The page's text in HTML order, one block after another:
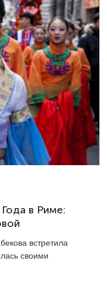
в Риме:
встретила
своими